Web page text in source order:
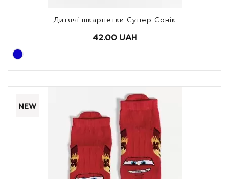
Дитячі шкарпетки Супер Сонік
42.00 UAH
NEW